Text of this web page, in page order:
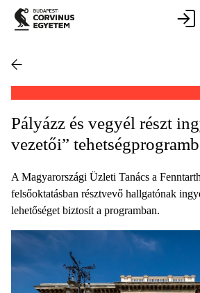
Pályázz és vegyél részt
vezetői”
A Magyarországi Üzleti Tanács a
felsőoktatásban résztvevő hallgatónak
lehetőséget biztosít a programban.